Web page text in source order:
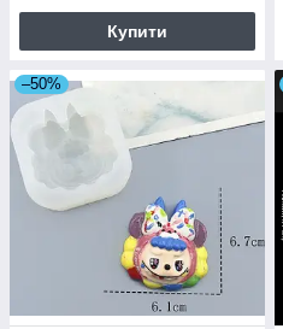
Купити
–50%